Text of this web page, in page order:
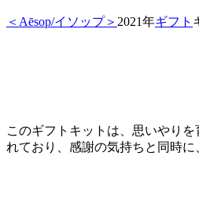
＜Aēsop/イソップ＞ 2021年ギフト
このギフトキットは、思いやり
れており、感謝の気持ちと同時